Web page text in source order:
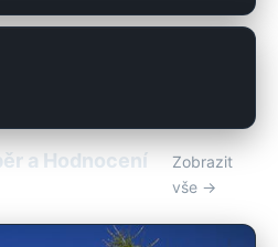
a Hodnocení
Zobrazit
vše →